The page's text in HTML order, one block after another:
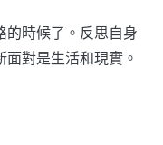
的時候了。反思自身
對是生活和現實。